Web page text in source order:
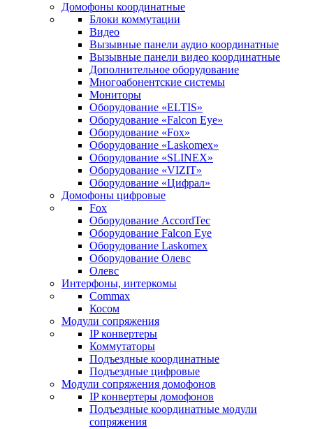
Домофоны координатные
Блоки коммутации
Видео
Вызывные панели аудио координатные
Вызывные панели видео координатные
Дополнительное оборудование
Многоабонентские системы
Мониторы
Оборудование «ELTIS»
Оборудование «Falcon Eye»
Оборудование «Fox»
Оборудование «Laskomex»
Оборудование «SLINEX»
Оборудование «VIZIT»
Оборудование «Цифрал»
Домофоны цифровые
Fox
Оборудование AccordTec
Оборудование Falcon Eye
Оборудование Laskomex
Оборудование Олевс
Олевс
Интерфоны, интеркомы
Commax
Косом
Модули сопряжения
IP конвертеры
Коммутаторы
Подъездные координатные
Подъездные цифровые
Модули сопряжения домофонов
IP конвертеры домофонов
Подъездные координатные модули
сопряжения